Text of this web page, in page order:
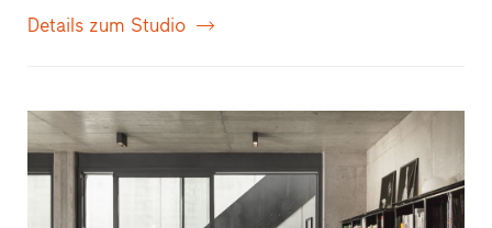
Details zum Studio